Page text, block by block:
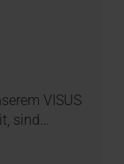
VISUS
sind…